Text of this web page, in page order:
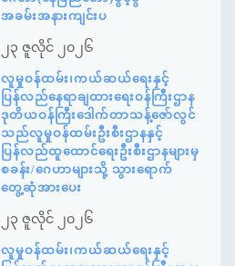
အခမ်းအနားကျင်းပ
၂၃ ဇူလိုင် ၂၀၂၆
လူမှုဝန်ထမ်း၊ကယ်ဆယ်ရေးနှင့်
ပြန်လည်နေရာချထားရေးဝန်ကြီးဌာန
ဒုတိယဝန်ကြီးဒေါက်တာသန့်ဇော်လွင်
သည်လူမှုဝန်ထမ်းဦးစီးဌာနနှင့်
ပြန်လည်ထူထောင်ရေးဦးစီးဌာနများမှ
စခန်း/ဂေဟာများသို့ သွားရောက်
တွေ့ဆုံအားပေး
၂၃ ဇူလိုင် ၂၀၂၆
လူမှုဝန်ထမ်း၊ကယ်ဆယ်ရေးနှင့်